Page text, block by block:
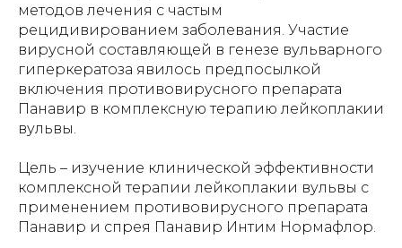
методов лечения с частым
рецидивированием заболевания. Участие
вирусной составляющей в генезе вульварного
гиперкератоза явилось предпосылкой
включения противовирусного препарата
Панавир в комплексную терапию лейкоплакии
вульвы.
Цель – изучение клинической эффективности
комплексной терапии лейкоплакии вульвы с
применением противовирусного препарата
Панавир и спрея Панавир Интим Нормафлор.